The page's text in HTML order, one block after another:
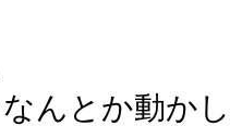
んとか動か